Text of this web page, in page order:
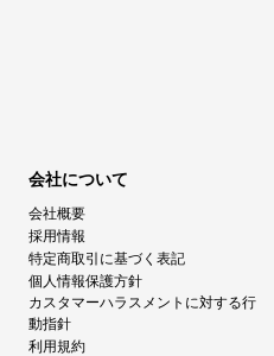
会社について
会社概要
採用情報
特定商取引に基づく表記
個人情報保護方針
カスタマーハラスメントに対する行
動指針
利用規約